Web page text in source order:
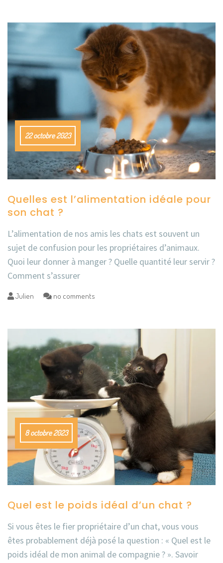
22 octobre 2023
Quelles est l’alimentation idéale pour
son chat ?
L’alimentation de nos amis les chats est souvent un
sujet de confusion pour les propriétaires d’animaux.
Quoi leur donner à manger ? Quelle quantité leur servir ?
Comment s’assurer
Julien no comments
8 octobre 2023
Quel est le poids idéal d’un chat ?
Si vous êtes le fier propriétaire d’un chat, vous vous
êtes probablement déjà posé la question : « Quel est le
poids idéal de mon animal de compagnie ? ». Savoir